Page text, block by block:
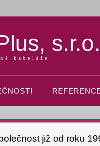
s.r.o.
kabeláže
již od roku